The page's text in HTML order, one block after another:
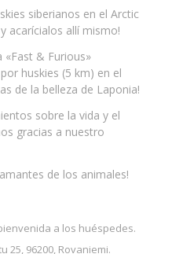
siberianos en el Arctic
y acarícialos allí mismo!
«Fast & Furious»
huskies (5 km) en el
de la belleza de Laponia!
sobre la vida y el
gracias a nuestro
de los animales!
a los huéspedes.
25, 96200, Rovaniemi.